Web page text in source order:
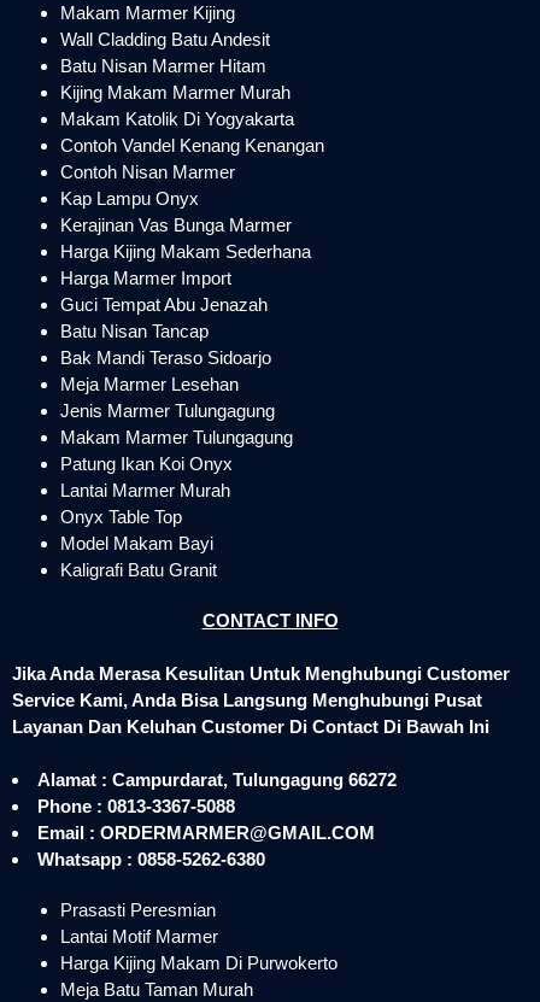
Makam Marmer Kijing
Wall Cladding Batu Andesit
Batu Nisan Marmer Hitam
Kijing Makam Marmer Murah
Makam Katolik Di Yogyakarta
Contoh Vandel Kenang Kenangan
Contoh Nisan Marmer
Kap Lampu Onyx
Kerajinan Vas Bunga Marmer
Harga Kijing Makam Sederhana
Harga Marmer Import
Guci Tempat Abu Jenazah
Batu Nisan Tancap
Bak Mandi Teraso Sidoarjo
Meja Marmer Lesehan
Jenis Marmer Tulungagung
Makam Marmer Tulungagung
Patung Ikan Koi Onyx
Lantai Marmer Murah
Onyx Table Top
Model Makam Bayi
Kaligrafi Batu Granit
CONTACT INFO
Jika Anda Merasa Kesulitan Untuk Menghubungi Customer
Service Kami, Anda Bisa Langsung Menghubungi Pusat
Layanan Dan Keluhan Customer Di Contact Di Bawah Ini
Alamat : Campurdarat, Tulungagung 66272
Phone : 0813-3367-5088
Email : ORDERMARMER@GMAIL.COM
Whatsapp : 0858-5262-6380
Prasasti Peresmian
Lantai Motif Marmer
Harga Kijing Makam Di Purwokerto
Meja Batu Taman Murah